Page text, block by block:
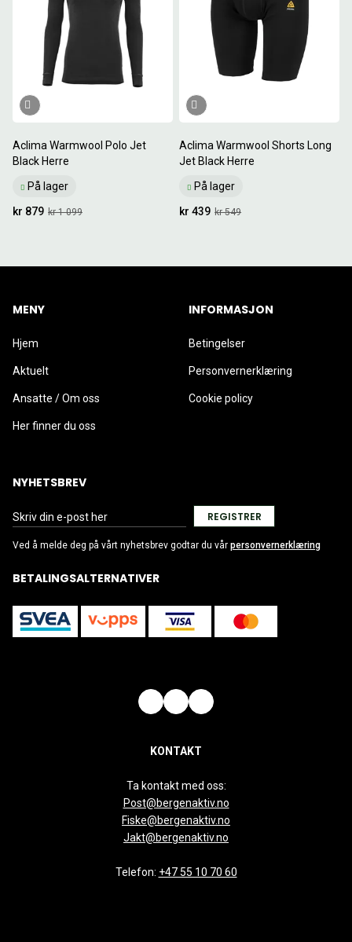
Aclima Warmwool Polo Jet
Black Herre
På lager
kr 1 099
kr 879
Aclima Warmwool Shorts Long
Jet Black Herre
På lager
kr 549
kr 439
MENY
Hjem
Aktuelt
Ansatte / Om oss
Her finner du oss
INFORMASJON
Betingelser
Personvernerklæring
Cookie policy
NYHETSBREV
REGISTRER
Ved å melde deg på vårt nyhetsbrev godtar du vår personvernerklæring
BETALINGSALTERNATIVER
KONTAKT
Ta kontakt med oss:
Post@bergenaktiv.no
Fiske@bergenaktiv.no
Jakt@bergenaktiv.no
Telefon: +47 55 10 70 60